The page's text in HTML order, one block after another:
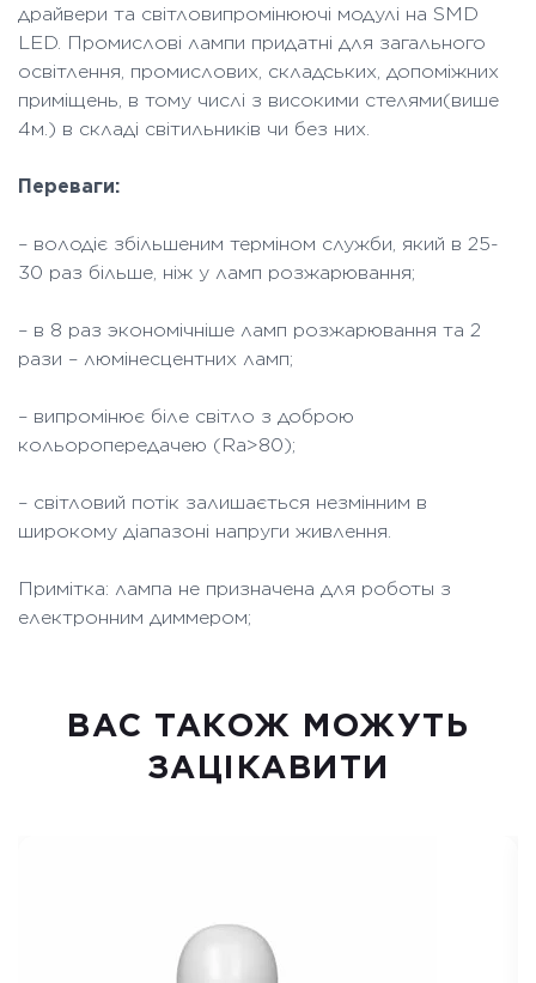
драйвери та світловипромінюючі модулі на SMD
LED. Промислові лампи придатні для загального
освітлення, промислових, складських, допоміжних
приміщень, в тому числі з високими стелями(више
4м.) в складі світильників чи без них.
Переваги:
– володіє збільшеним терміном служби, який в 25-
30 раз більше, ніж у ламп розжарювання;
– в 8 раз экономічніше ламп розжарювання та 2
рази – люмінесцентних ламп;
– випромінює біле світло з доброю
кольоропередачею (Ra>80);
– світловий потік залишається незмінним в
широкому діапазоні напруги живлення.
Примітка: лампа не призначена для роботы з
електронним диммером;
ВАC ТАКОЖ МОЖУТЬ
ЗАЦІКАВИТИ